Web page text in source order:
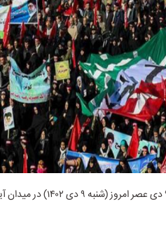
؛ اجتماع مردم تهران به مناسبت یوم‌الله ۹ دی عصر